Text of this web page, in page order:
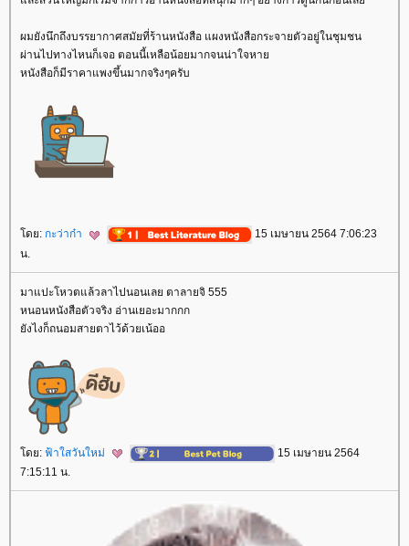
ผมยังนึกถึงบรรยากาศสมัยที่ร้านหนังสือ แผงหนังสือกระจายตัวอยู่ในชุมชน
ผ่านไปทางไหนก็เจอ ตอนนี้เหลือน้อยมากจนน่าใจหา
หนังสือก็มีราคาแพงขึ้นมากจริงๆครับ
ดย: กะว่าก๋า
15 เมษายน 2564 7:06:23
น.
มาแปะโหวตแล้วลาไปนอนเลย ตาลายจิ 555
หนอนหนังสือตัวจริง อ่านเยอะมากกก
ังไงก็ถนอมสายตาไว้ด้วยเน้ออ
ดย: ฟ้าใสวันใหม่
15 เมษายน 2564
7:15:11 น.